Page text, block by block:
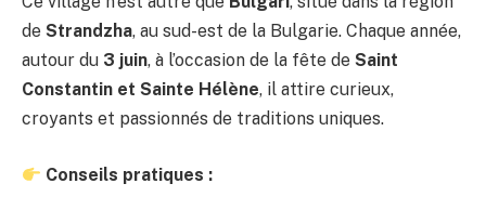
de Strandzha, au sud-est de la Bulgarie. Chaque année,
autour du 3 juin, à l’occasion de la fête de Saint
Constantin et Sainte Hélène, il attire curieux,
croyants et passionnés de traditions uniques.
Conseils pratiques :